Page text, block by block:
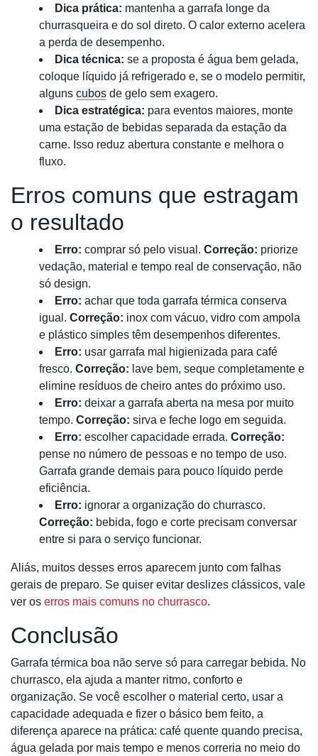
Dica prática: mantenha a garrafa longe da
churrasqueira e do sol direto. O calor externo acelera
a perda de desempenho.
Dica técnica: se a proposta é água bem gelada,
coloque líquido já refrigerado e, se o modelo permitir,
alguns cubos de gelo sem exagero.
Dica estratégica: para eventos maiores, monte
uma estação de bebidas separada da estação da
carne. Isso reduz abertura constante e melhora o
fluxo.
Erros comuns que estragam
o resultado
Erro: comprar só pelo visual. Correção: priorize
vedação, material e tempo real de conservação, não
só design.
Erro: achar que toda garrafa térmica conserva
igual. Correção: inox com vácuo, vidro com ampola
e plástico simples têm desempenhos diferentes.
Erro: usar garrafa mal higienizada para café
fresco. Correção: lave bem, seque completamente e
elimine resíduos de cheiro antes do próximo uso.
Erro: deixar a garrafa aberta na mesa por muito
tempo. Correção: sirva e feche logo em seguida.
Erro: escolher capacidade errada. Correção:
pense no número de pessoas e no tempo de uso.
Garrafa grande demais para pouco líquido perde
eficiência.
Erro: ignorar a organização do churrasco.
Correção: bebida, fogo e corte precisam conversar
entre si para o serviço funcionar.
Aliás, muitos desses erros aparecem junto com falhas
gerais de preparo. Se quiser evitar deslizes clássicos, vale
ver os erros mais comuns no churrasco.
Conclusão
Garrafa térmica boa não serve só para carregar bebida. No
churrasco, ela ajuda a manter ritmo, conforto e
organização. Se você escolher o material certo, usar a
capacidade adequada e fizer o básico bem feito, a
diferença aparece na prática: café quente quando precisa,
água gelada por mais tempo e menos correria no meio do